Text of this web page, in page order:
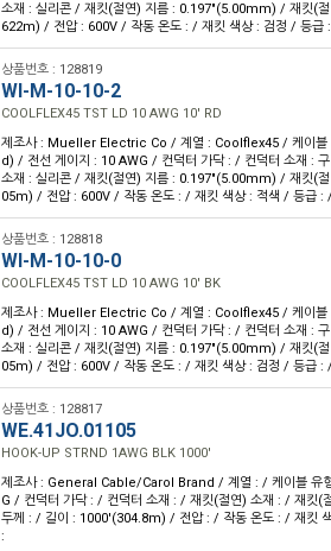
소재 : 실리콘 / 재킷(절연) 지름 : 0.197"(5.00mm) / 재킷(
622m) / 전압 : 600V / 작동 온도 : / 재킷 색상 : 검정 / 등급
상품번호 : 128819
WI-M-10-10-2
COOLFLEX45 TST LD 10 AWG 10' RD
제조사 : Mueller Electric Co / 계열 : Coolflex45 / 케이블
d) / 전선 게이지 : 10 AWG / 컨덕터 가닥 : / 컨덕터 소재 :
소재 : 실리콘 / 재킷(절연) 지름 : 0.197"(5.00mm) / 재킷(
05m) / 전압 : 600V / 작동 온도 : / 재킷 색상 : 적색 / 등급 :
상품번호 : 128818
WI-M-10-10-0
COOLFLEX45 TST LD 10 AWG 10' BK
제조사 : Mueller Electric Co / 계열 : Coolflex45 / 케이블
d) / 전선 게이지 : 10 AWG / 컨덕터 가닥 : / 컨덕터 소재 :
소재 : 실리콘 / 재킷(절연) 지름 : 0.197"(5.00mm) / 재킷(
05m) / 전압 : 600V / 작동 온도 : / 재킷 색상 : 검정 / 등급 :
상품번호 : 128817
WE.41JO.01105
HOOK-UP STRND 1AWG BLK 1000'
제조사 : General Cable/Carol Brand / 계열 : / 케이블 유
G / 컨덕터 가닥 : / 컨덕터 소재 : / 재킷(절연) 소재 : / 재킷(
두께 : / 길이 : 1000'(304.8m) / 전압 : / 작동 온도 : / 재킷
: